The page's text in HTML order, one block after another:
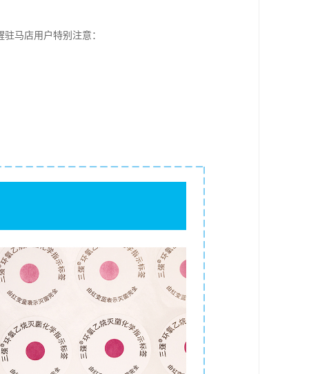
马店用户特别注意：